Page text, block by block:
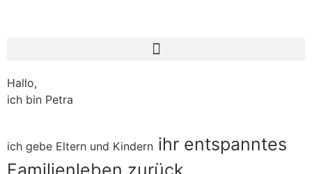
Hallo,
ich bin Petra
ich gebe Eltern und Kindern ihr entspanntes